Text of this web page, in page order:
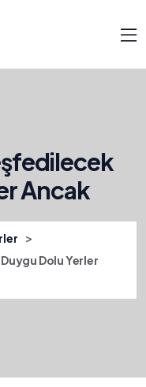
Ancak
>
Dolu Yerler